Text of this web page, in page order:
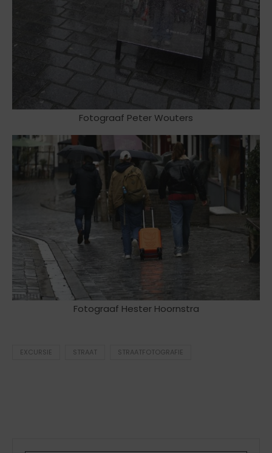
Fotograaf Peter Wouters
Fotograaf Hester Hoornstra
EXCURSIE STRAAT STRAATFOTOGRAFIE